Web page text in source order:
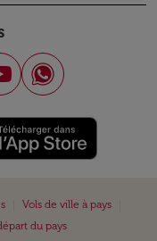
Vols de ville à pays
du pays